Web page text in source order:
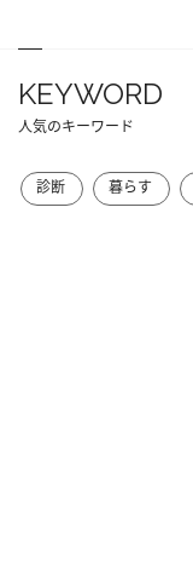
KEYWORD
人気のキーワード
診断 暮らす